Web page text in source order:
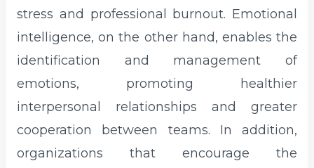
stress and professional burnout. Emotional
intelligence, on the other hand, enables the
identification and management of
emotions, promoting healthier
interpersonal relationships and greater
cooperation between teams. In addition,
organizations that encourage the